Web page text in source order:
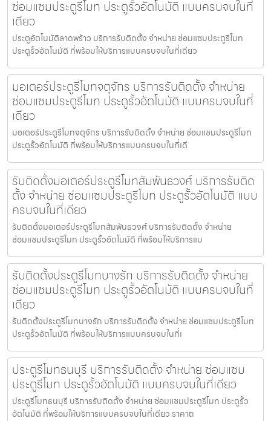
ซ่อมแซมประตูรีโมท ประตูรั้วอัตโนมัติ แบบครบจบในที่
เดียว
ประตูอัตโนมัติลาดพร้าว บริการรับติดตั้ง จำหน่าย ซ่อมแซมประตูรีโมท
ประตูรั้วอัตโนมัติ ที่พร้อมให้บริการแบบครบจบในที่เดียว
มอเตอร์ประตูรีโมทจตุจักร บริการรับติดตั้ง จำหน่าย
ซ่อมแซมประตูรีโมท ประตูรั้วอัตโนมัติ แบบครบจบในที่
เดียว
มอเตอร์ประตูรีโมทจตุจักร บริการรับติดตั้ง จำหน่าย ซ่อมแซมประตูรีโมท
ประตูรั้วอัตโนมัติ ที่พร้อมให้บริการแบบครบจบในที่เดี
รับติดตั้งมอเตอร์ประตูรีโมทสัมพันธวงศ์ บริการรับติด
ตั้ง จำหน่าย ซ่อมแซมประตูรีโมท ประตูรั้วอัตโนมัติ แบบ
ครบจบในที่เดียว
รับติดตั้งมอเตอร์ประตูรีโมทสัมพันธวงศ์ บริการรับติดตั้ง จำหน่าย
ซ่อมแซมประตูรีโมท ประตูรั้วอัตโนมัติ ที่พร้อมให้บริการแบ
รับติดตั้งประตูรีโมทบางรัก บริการรับติดตั้ง จำหน่าย
ซ่อมแซมประตูรีโมท ประตูรั้วอัตโนมัติ แบบครบจบในที่
เดียว
รับติดตั้งประตูรีโมทบางรัก บริการรับติดตั้ง จำหน่าย ซ่อมแซมประตูรีโมท
ประตูรั้วอัตโนมัติ ที่พร้อมให้บริการแบบครบจบในที่เ
ประตูรีโมทธนบุรี บริการรับติดตั้ง จำหน่าย ซ่อมแซม
ประตูรีโมท ประตูรั้วอัตโนมัติ แบบครบจบในที่เดียว
ประตูรีโมทธนบุรี บริการรับติดตั้ง จำหน่าย ซ่อมแซมประตูรีโมท ประตูรั้ว
อัตโนมัติ ที่พร้อมให้บริการแบบครบจบในที่เดียว ราคาถ